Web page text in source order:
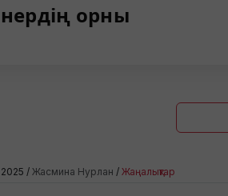
орны
2025 /Жасмина Нурлан / Жаңалықтар